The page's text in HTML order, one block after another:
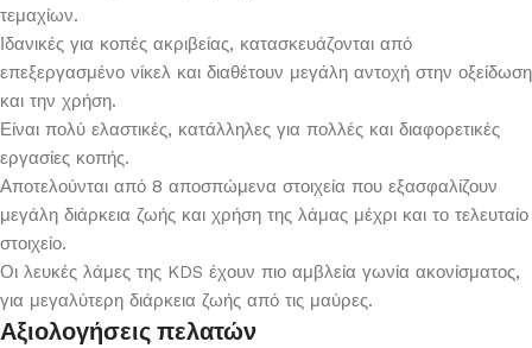
τεμαχίων.
Ιδανικές για κοπές ακριβείας, κατασκευάζονται από
επεξεργασμένο νίκελ και διαθέτουν μεγάλη αντοχή στην οξείδωση
και την χρήση.
Είναι πολύ ελαστικές, κατάλληλες για πολλές και διαφορετικές
εργασίες κοπής.
Αποτελούνται από 8 αποσπώμενα στοιχεία που εξασφαλίζουν
μεγάλη διάρκεια ζωής και χρήση της λάμας μέχρι και το τελευταίο
στοιχείο.
Οι λευκές λάμες της KDS έχουν πιο αμβλεία γωνία ακονίσματος,
για μεγαλύτερη διάρκεια ζωής από τις μαύρες.
Αξιολογήσεις πελατών